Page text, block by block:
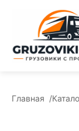
Главная